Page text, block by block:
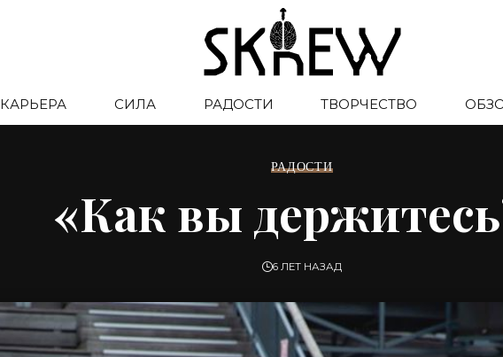
КАРЬЕРА СИЛА РАДОСТИ ТВОРЧЕСТВО
РАДОСТИ
«Как вы
6 ЛЕТ НАЗАД